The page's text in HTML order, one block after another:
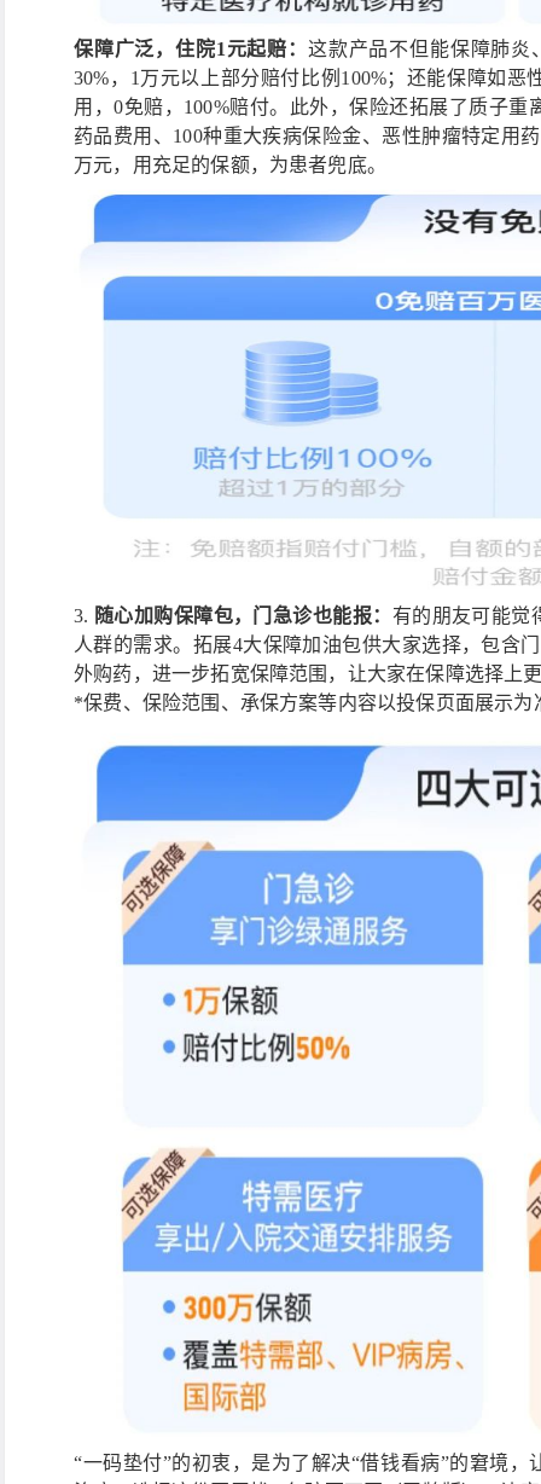
保障广泛，住院1元起赔： 这款产品不但能保障肺炎
30%，1万元以上部分赔付比例100%；还能保障如
用，0免赔，100%赔付。此外，保险还拓展了质子
药品费用、100种重大疾病保险金、恶性肿瘤特定用
万元，用充足的保额，为患者兜底。
3. 随心加购保障包，门急诊也能报： 有的朋友可能觉
人群的需求。拓展4大保障加油包供大家选择，包含
外购药，进一步拓宽保障范围，让大家在保障选择上
*保费、保险范围、承保方案等内容以投保页面展示为
“一码垫付”的初衷，是为了解决“借钱看病”的窘境